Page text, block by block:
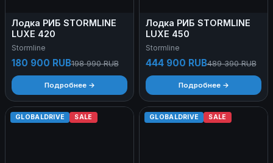
Лодка РИБ STORMLINE
LUXE 420
Stormline
180 900 RUB198 990 RUB
Подробнее →
Лодка РИБ STORMLINE
LUXE 450
Stormline
444 900 RUB489 390 RUB
Подробнее →
GLOBALDRIVE SALE GLOBALDRIVE SALE